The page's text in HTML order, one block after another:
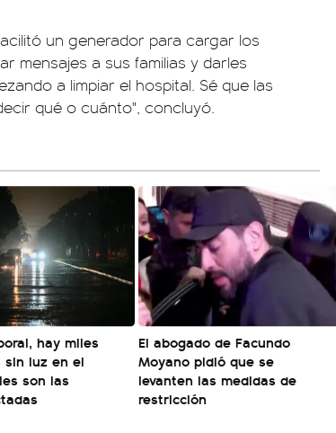
un generador para cargar los
mensajes a sus familias y darles
a limpiar el hospital. Sé que las
qué o cuánto", concluyó.
hay miles
luz en el
son las
El abogado de Facundo
Moyano pidió que se
levanten las medidas de
restricción
San Cayetano 📿: la fe venció al agua y los
fieles ya esperan bajo la lluvia ➡️ A horas del
día del patrono del pan y del trabajo, miles de
personas acampan en Liniers para agradecer
y pedir. 🎙️ @bernardomagnago